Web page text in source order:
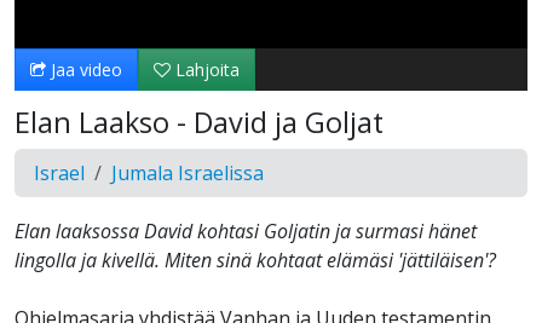
Jaa video Lahjoita
Elan Laakso - David ja Goljat
Israel Jumala Israelissa
Elan laaksossa David kohtasi Goljatin ja surmasi hänet
lingolla ja kivellä. Miten sinä kohtaat elämäsi 'jättiläisen'?